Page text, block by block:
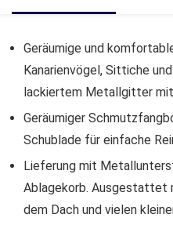
Geräumige und
Kanarienvögel, Sittiche
lackiertem Metallgitter
Geräumiger
Schublade für einfache
Lieferung mit
Ablagekorb. Ausgestattet
dem Dach und vielen